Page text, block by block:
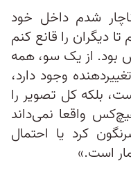
شدم داخل خود
دیگران را قانع کنم
بود. از یک سو، همه
وجود دارد،
بلکه کل تصویر را
واقعا نمی‌داند
کرد یا احتمال
است.»